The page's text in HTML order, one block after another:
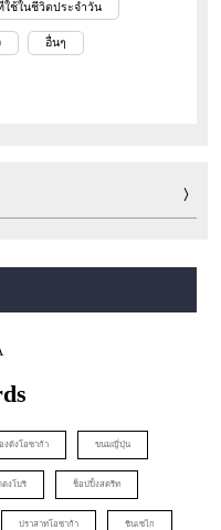
ใช้ในชีวิตประจำวัน
อื่นๆ
งดังโอซาก้า ขนมญี่ปุ่น
ตงโบริ ช็อปปิ้งสตรีท
ปราสาทโอซาก้า ชินเซไก